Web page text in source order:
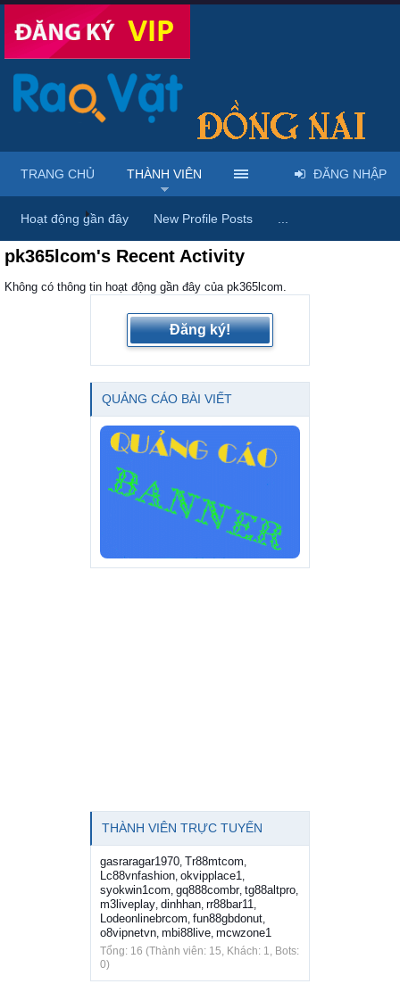
Trang chủ Thành viên
pk365lcom's Recent Activity
Không có thông tin hoạt động gần đây của pk365lcom.
Đăng ký!
QUẢNG CÁO BÀI VIẾT
THÀNH VIÊN TRỰC TUYẾN
gasraragar1970, Tr88mtcom,
Lc88vnfashion, okvipplace1,
syokwin1com, gq888combr, tg88altpro,
m3liveplay, dinhhan, rr88bar11,
Lodeonlinebrcom, fun88gbdonut,
o8vipnetvn, mbi88live, mcwzone1
Tổng: 16 (Thành viên: 15, Khách: 1, Bots:
0)
TRANG CHỦ THÀNH VIÊN
Hoạt động gần đây New Profile Posts
ĐĂNG NHẬP